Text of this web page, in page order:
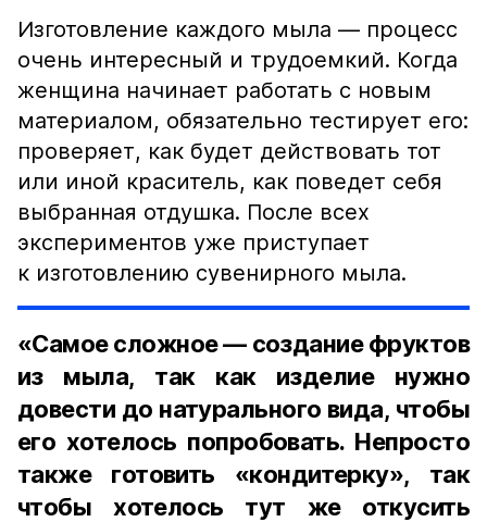
Изготовление каждого мыла — процесс
очень интересный и трудоемкий. Когда
женщина начинает работать с новым
материалом, обязательно тестирует его:
проверяет, как будет действовать тот
или иной краситель, как поведет себя
выбранная отдушка. После всех
экспериментов уже приступает
к изготовлению сувенирного мыла.
«Самое сложное — создание фруктов
из мыла, так как изделие нужно
довести до натурального вида, чтобы
его хотелось попробовать. Непросто
также готовить «кондитерку», так
чтобы хотелось тут же откусить